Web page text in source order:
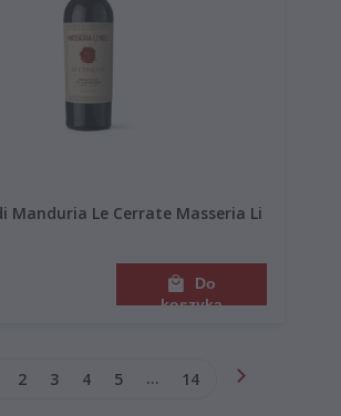
Manduria Le Cerrate Masseria Li
Do
koszyka
2 3 4 5 ... 14